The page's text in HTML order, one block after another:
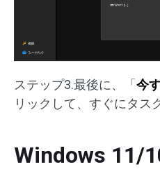
ステップ3.最後に、「 今
リックして、すぐにタス
Windows 11/